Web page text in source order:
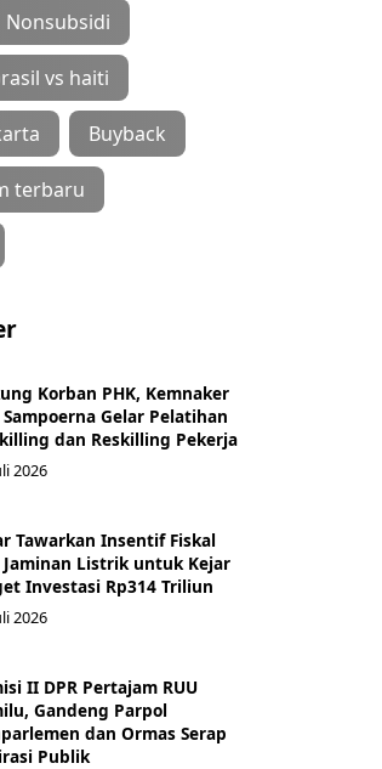
Nonsubsidi
vs haiti
Buyback
terbaru
Korban PHK, Kemnaker
Gelar Pelatihan
dan Reskilling Pekerja
2026
Tawarkan Insentif Fiskal
Listrik untuk Kejar
Investasi Rp314 Triliun
2026
II DPR Pertajam RUU
Gandeng Parpol
dan Ormas Serap
Publik